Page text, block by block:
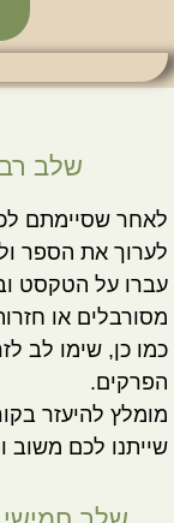
שלב
לאחר שסיימתם
לערוך את הספר
עברו על הטקסט
מסורבלים או
כמו כן, שימו לב
הפרקים.
מומלץ להיעזר
שייתנו לכם משוב